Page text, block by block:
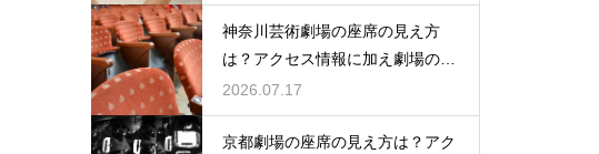
神奈川芸術劇場の座席の見え方
は？アクセス情報に加え劇場の魅
力を徹底解説
2026.07.17
京都劇場の座席の見え方は？アク